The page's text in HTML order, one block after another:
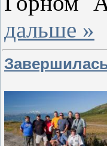
дальше »